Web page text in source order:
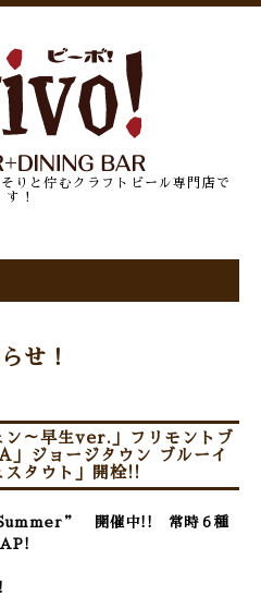
りと佇むクラフトビール専門店で
す！
せ！
ン～早生ver.」フリモントブ
」ジョージタウン ブルーイ
スタウト」開栓!!
開催中!! 常時６種